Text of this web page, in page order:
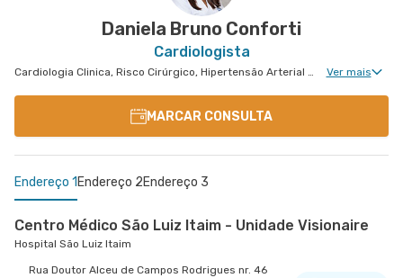
Daniela Bruno Conforti
Cardiologista
Cardiologia Clinica, Risco Cirúrgico, Hipertensão Arterial Refratária, Doença Coronariana Ver mais
MARCAR CONSULTA
Endereço 1 Endereço 2Endereço 3
Centro Médico São Luiz Itaim - Unidade Visionaire
Hospital São Luiz Itaim
Rua Doutor Alceu de Campos Rodrigues nr. 46